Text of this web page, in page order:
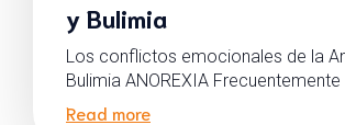
y Bulimia
Los conflictos emocionales de la
Bulimia ANOREXIA Frecuentemente
Read more